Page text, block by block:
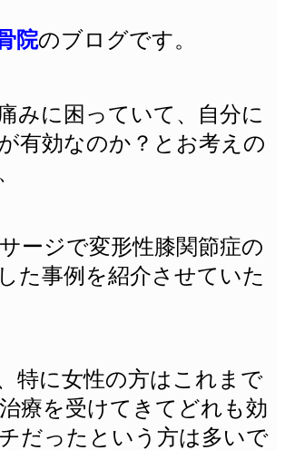
院のブログです。
みに困っていて、自分に
有効なのか？とお考えの
ージで変形性膝関節症の
た事例を紹介させていた
特に女性の方はこれまで
療を受けてきてどれも効
だったという方は多いで